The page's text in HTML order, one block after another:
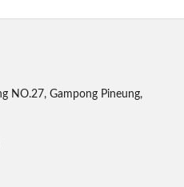
NO.27, Gampong Pineung,